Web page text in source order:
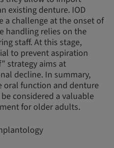
existing denture. IOD
a challenge at the onset of
handling relies on the
staff. At this stage,
to prevent aspiration
strategy aims at
decline. In summary,
oral function and denture
considered a valuable
for older adults.